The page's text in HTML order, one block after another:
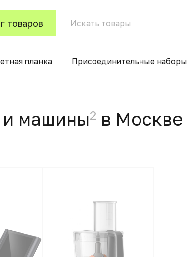
товаров
планка Присоединительные наборы
и машины2 в Москвe